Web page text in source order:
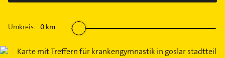
Umkreis: 0 km